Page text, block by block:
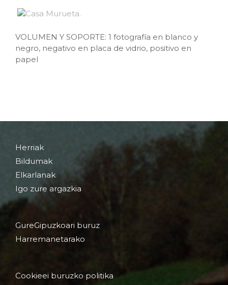
VOLUMEN Y SOPORTE: 1 fotografía en blanco y
negro, negativo en placa de vidrio, positivo en
papel
Herriak
Bildumak
Elkarlanak
Igo zure argazkia
GureGipuzkoari buruz
Harremanetarako
Cookieei buruzko politika